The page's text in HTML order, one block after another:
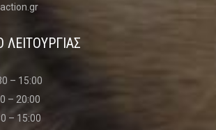
ΛΕΙΤΟΥΡΓΙΑΣ
– 15:00
– 20:00
– 15:00